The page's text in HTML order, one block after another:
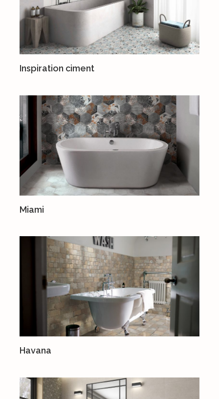
Inspiration ciment
Miami
Havana